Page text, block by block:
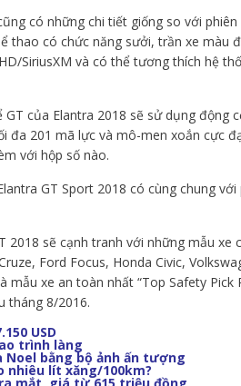
có những chi tiết giống so với
thao có chức năng sưởi, trần xe màu
SiriusXM và có thể tương thích hệ
của Elantra 2018 sẽ sử dụng động
đa 201 mã lực và mô-men xoắn cực
với hộp số nào.
GT Sport 2018 có cùng chung
2018 sẽ cạnh tranh với những mẫu xe
Ford Focus, Honda Civic,
mẫu xe an toàn nhất “Top Safety Pick
tháng 8/2016.
USD
trình làng
bằng bộ ảnh ấn tượng
nhiêu lít xăng/100km?